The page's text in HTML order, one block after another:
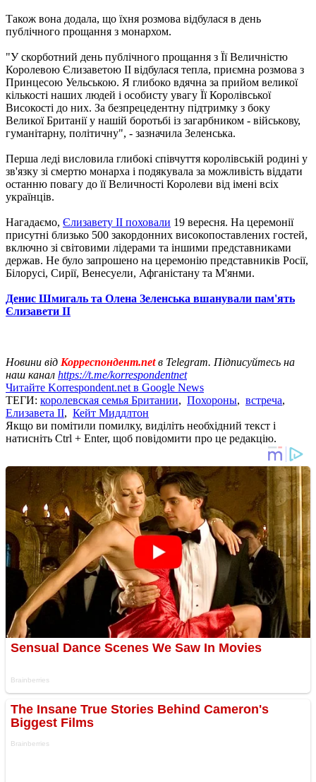
Також вона додала, що їхня розмова відбулася в день
публічного прощання з монархом.
"У скорботний день публічного прощання з Її Величністю
Королевою Єлизаветою II відбулася тепла, приємна розмова з
Принцесою Уельською. Я глибоко вдячна за прийом великої
кількості наших людей і особисту увагу Її Королівської
Високості до них. За безпрецедентну підтримку з боку
Великої Британії у нашій боротьбі із загарбником - військову,
гуманітарну, політичну", - зазначила Зеленська.
Перша леді висловила глибокі співчуття королівській родині у
зв'язку зі смертю монарха і подякувала за можливість віддати
останню повагу до її Величності Королеви від імені всіх
українців.
Нагадаємо, Єлизавету ІІ поховали 19 вересня. На церемонії
присутні близько 500 закордонних високопоставлених гостей,
включно зі світовими лідерами та іншими представниками
держав. Не було запрошено на церемонію представників Росії,
Білорусі, Сирії, Венесуели, Афганістану та М'янми.
Денис Шмигаль та Олена Зеленська вшанували пам'ять
Єлизавети ІІ
Новини від Корреспондент.netв Telegram. Підписуйтесь на
наш канал https://t.me/korrespondentnet
Читайте Korrespondent.net в Google News
ТЕГИ: королевская семья Британии, Похороны, встреча,
Елизавета II, Кейт Миддлтон
Якщо ви помітили помилку, виділіть необхідний текст і
натисніть Ctrl + Enter, щоб повідомити про це редакцію.